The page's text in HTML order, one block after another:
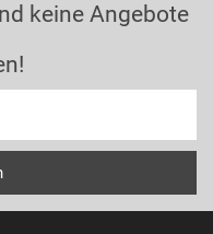
keine Angebote